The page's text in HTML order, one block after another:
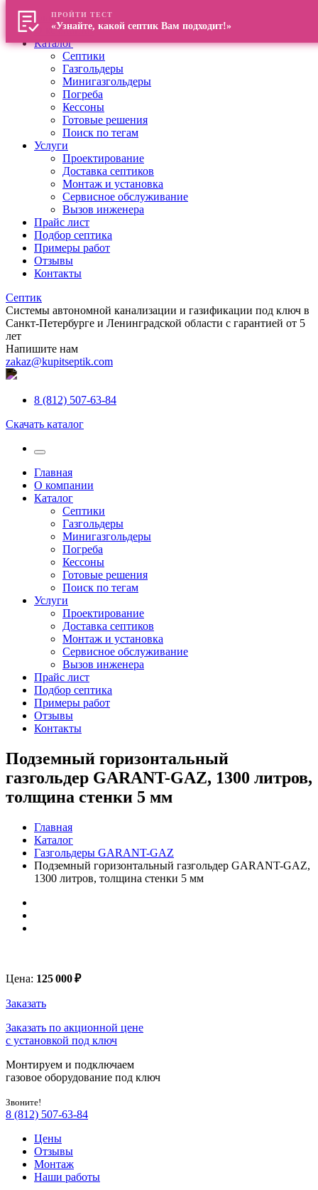
Главная
О компании
Каталог
Септики
Газгольдеры
Минигазгольдеры
Погреба
Кессоны
Готовые решения
Поиск по тегам
Услуги
Проектирование
Доставка септиков
Монтаж и установка
Сервисное обслуживание
Вызов инженера
Прайс лист
Подбор септика
Примеры работ
Отзывы
Контакты
Септик
Системы автономной канализации и газификации под ключ в
Санкт-Петербурге и Ленинградской области с гарантией от 5
лет
Напишите нам
zakaz@kupitseptik.com
8 (812) 507-63-84
Скачать каталог
Главная
О компании
Каталог
Септики
Газгольдеры
Минигазгольдеры
Погреба
Кессоны
Готовые решения
Поиск по тегам
Услуги
Проектирование
Доставка септиков
Монтаж и установка
Сервисное обслуживание
Вызов инженера
Прайс лист
Подбор септика
Примеры работ
Отзывы
Контакты
Подземный горизонтальный
газгольдер GARANT-GAZ, 1300 литров,
толщина стенки 5 мм
Главная
Каталог
Газгольдеры GARANT-GAZ
Подземный горизонтальный газгольдер GARANT-GAZ,
1300 литров, толщина стенки 5 мм
Цена: 125 000₽
Заказать
Заказать по акционной цене
с установкой под ключ
Монтируем и подключаем
газовое оборудование под ключ
Звоните!
8 (812) 507-63-84
Цены
Отзывы
Монтаж
Наши работы
ПРОЙТИ ТЕСТ
«Узнайте, какой септик Вам подходит!»